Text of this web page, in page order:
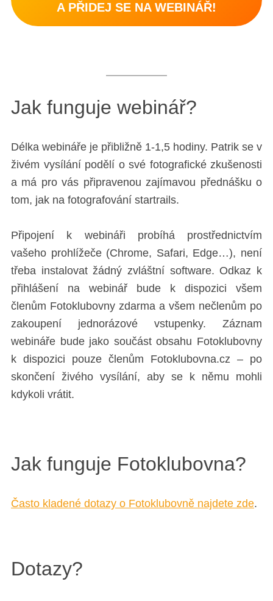
A PŘIDEJ SE NA WEBINÁŘ!
Jak funguje webinář?
Délka webináře je přibližně 1-1,5 hodiny. Patrik se v
živém vysílání podělí o své fotografické zkušenosti
a má pro vás připravenou zajímavou přednášku o
tom, jak na fotografování startrails.
Připojení k webináři probíhá prostřednictvím
vašeho prohlížeče (Chrome, Safari, Edge…), není
třeba instalovat žádný zvláštní software. Odkaz k
přihlášení na webinář bude k dispozici všem
členům Fotoklubovny zdarma a všem nečlenům po
zakoupení jednorázové vstupenky. Záznam
webináře bude jako součást obsahu Fotoklubovny
k dispozici pouze členům Fotoklubovna.cz – po
skončení živého vysílání, aby se k němu mohli
kdykoli vrátit.
Jak funguje Fotoklubovna?
Často kladené dotazy o Fotoklubovně najdete zde.
Dotazy?